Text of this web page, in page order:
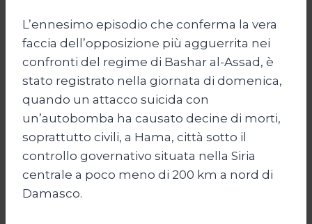
L’ennesimo episodio che conferma la vera
faccia dell’opposizione più agguerrita nei
confronti del regime di Bashar al-Assad, è
stato registrato nella giornata di domenica,
quando un attacco suicida con
un’autobomba ha causato decine di morti,
soprattutto civili, a Hama, città sotto il
controllo governativo situata nella Siria
centrale a poco meno di 200 km a nord di
Damasco.